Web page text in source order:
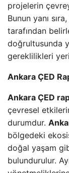
projelerin
Bunun yanı
tarafından
doğrultusunda
gereklilikleri
Ankara ÇED
Ankara ÇED
çevresel
durumdur.
bölgedeki
doğal yaşam
bulundurulur.